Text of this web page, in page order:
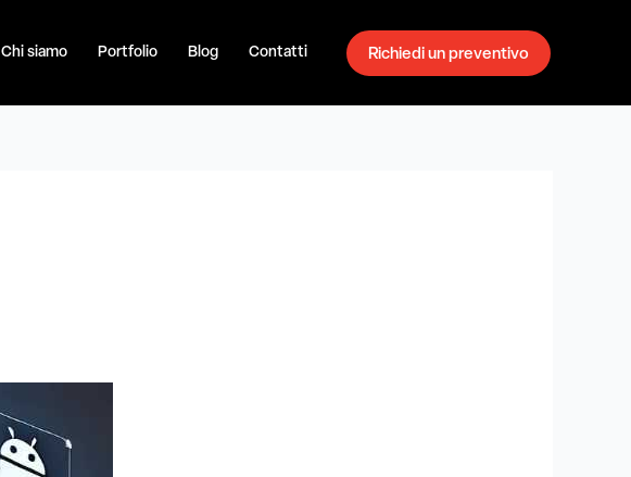
Chi siamo Portfolio Blog Contatti Richiedi un preventivo